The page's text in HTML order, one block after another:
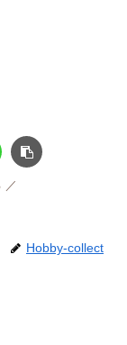
Hobby-collect